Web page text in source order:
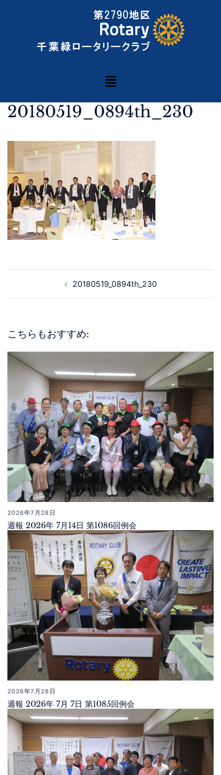
20180519_0894th_230
20180519_0894th_230
こちらもおすすめ:
2026年7月28日
週報 2026年 7月14日 第1086回例会
2026年7月28日
週報 2026年 7月 7日 第1085回例会